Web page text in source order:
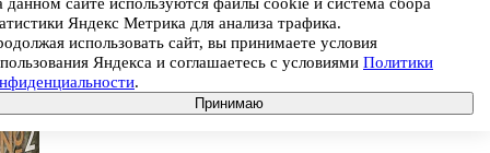
Яндекс Метрика для анализа трафика.
использовать сайт, вы принимаете условия
Яндекса и соглашаетесь с условиями Политики
.
Принимаю